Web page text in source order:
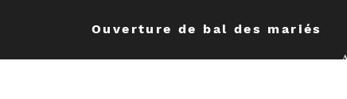
Ouverture de bal des mariés